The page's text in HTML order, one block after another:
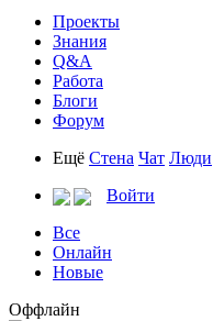
Проекты
Знания
Q&A
Работа
Блоги
Форум
Ещё Стена Чат Люди
Войти
Все
Онлайн
Новые
Оффлайн